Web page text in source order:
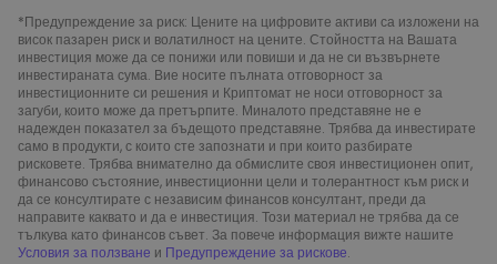
*Предупреждение за риск: Цените на цифровите активи са изложени на
висок пазарен риск и волатилност на цените. Стойността на Вашата
инвестиция може да се понижи или повиши и да не си възвърнете
инвестираната сума. Вие носите пълната отговорност за
инвестиционните си решения и Криптомат не носи отговорност за
загуби, които може да претърпите. Миналото представяне не е
надежден показател за бъдещото представяне. Трябва да инвестирате
само в продукти, с които сте запознати и при които разбирате
рисковете. Трябва внимателно да обмислите своя инвестиционен опит,
финансово състояние, инвестиционни цели и толерантност към риск и
да се консултирате с независим финансов консултант, преди да
направите каквато и да е инвестиция. Този материал не трябва да се
тълкува като финансов съвет. За повече информация вижте нашите
Условия за ползване и Предупреждение за рискове.